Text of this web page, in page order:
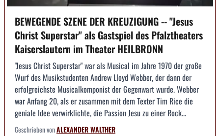
BEWEGENDE SZENE DER KREUZIGUNG -- "Jesus
Christ Superstar" als Gastspiel des Pfalztheaters
Kaiserslautern im Theater HEILBRONN
"Jesus Christ Superstar" war als Musical im Jahre 1970 der große
Wurf des Musikstudenten Andrew Lloyd Webber, der dann der
erfolgreichste Musicalkomponist der Gegenwart wurde. Webber
war Anfang 20, als er zusammen mit dem Texter Tim Rice die
geniale Idee verwirklichte, die Passion Jesu zu einer Rock...
Geschrieben vonALEXANDER WALTHER